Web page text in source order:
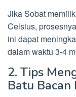
Jika Sobat
Celsius,
ini dapat
dalam waktu 3-4
2. Tips
Batu